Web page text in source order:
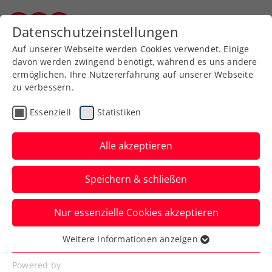
Zurück zur Newsübersicht
ATP
Erste Bank Open: Miedler
wahrt Chance auf
Titelverteidigung im
Doppel
Zudem wird das ÖTV-Ass im Rahmen des
ATP-Turniers in Wien als
Niederösterreichs Sportler des Jahres
Datenschutzeinstellungen
Auf unserer Webseite werden Cookies verwendet. Einige
davon werden zwingend benötigt, während es uns andere
ermöglichen, Ihre Nutzererfahrung auf unserer Webseite
zu verbessern.
Essenziell Statistiken
Alle akzeptieren
Speichern & schließen
Nur essenzielle Cookies akzeptieren
Essenziell
Essenzielle Cookies werden für grundlegende
Weitere Informationen anzeigen
Powered by